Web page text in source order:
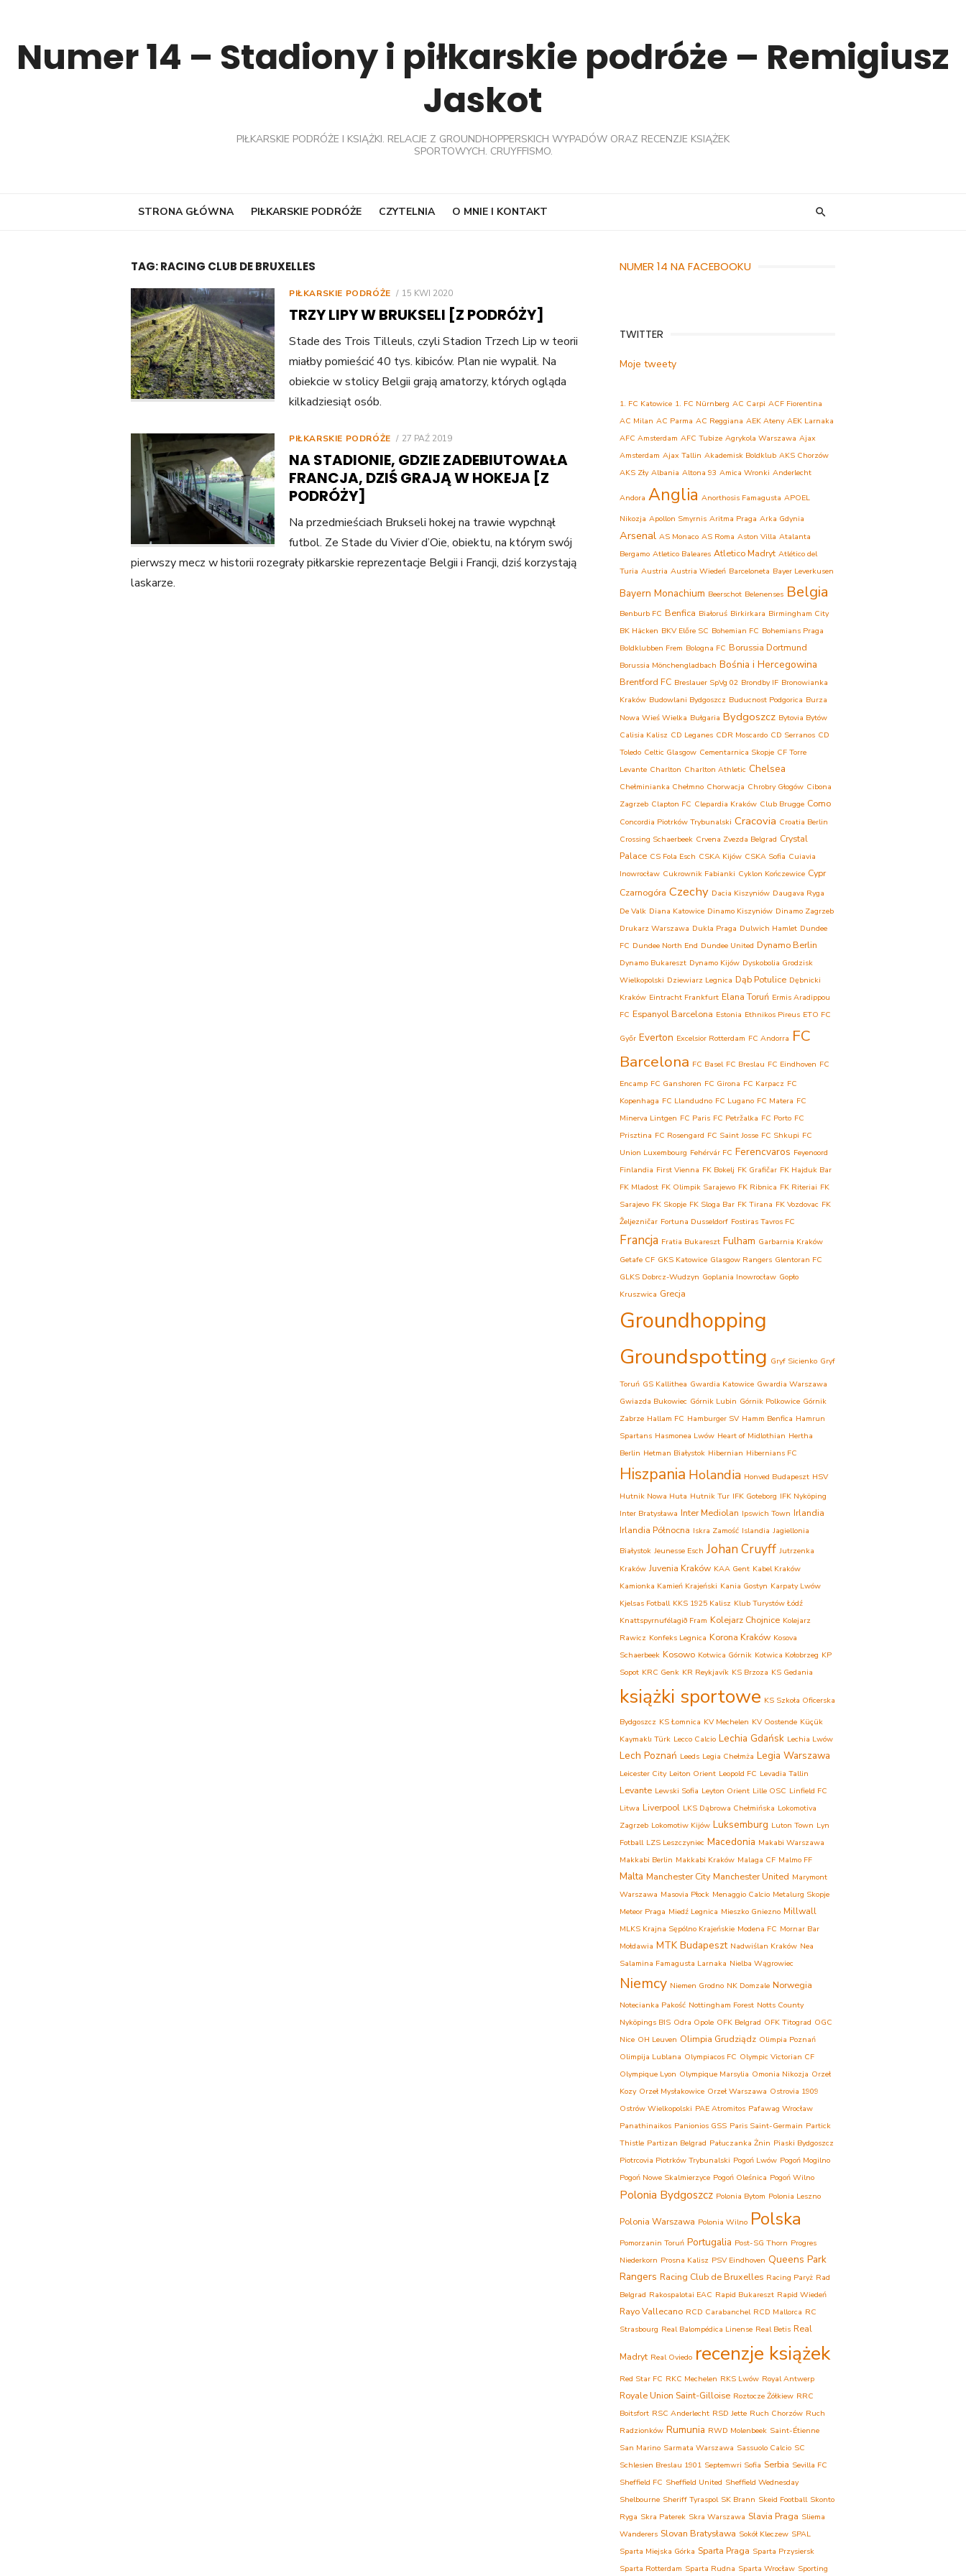
contentNumer 14 – Stadiony i piłkarskie podróże – Remigiusz
Jaskot
PIŁKARSKIE PODRÓŻE I KSIĄŻKI. RELACJE Z GROUNDHOPPERSKICH WYPADÓW ORAZ RECENZJE KSIĄŻEK
SPORTOWYCH. CRUYFFISMO.
STRONA GŁÓWNA PIŁKARSKIE PODRÓŻE CZYTELNIA O MNIE I KONTAKT
TAG:RACING CLUB DE BRUXELLES
PIŁKARSKIE PODRÓŻE
POSTED
15 KWI 2020
TRZY LIPY W BRUKSELI [Z PODRÓŻY]
Stade des Trois Tilleuls, czyli Stadion Trzech Lip w teorii
miałby pomieścić 40 tys. kibiców. Plan nie wypalił. Na
obiekcie w stolicy Belgii grają amatorzy, których ogląda
kilkadziesiąt osób.
PIŁKARSKIE PODRÓŻE
POSTED
27 PAŹ 2019
NA STADIONIE, GDZIE ZADEBIUTOWAŁA
FRANCJA, DZIŚ GRAJĄ W HOKEJA [Z
PODRÓŻY]
Na przedmieściach Brukseli hokej na trawie wypchnął
futbol. Ze Stade du Vivier d’Oie, obiektu, na którym swój
pierwszy mecz w historii rozegrały piłkarskie reprezentacje Belgii i Francji, dziś korzystają
laskarze.
NUMER 14 NA FACEBOOKU
TWITTER
Moje tweety
1. FC Katowice 1. FC Nürnberg AC Carpi ACF Fiorentina
AC Milan AC Parma AC Reggiana AEK Ateny AEK Larnaka
AFC Amsterdam AFC Tubize Agrykola Warszawa Ajax
Amsterdam Ajax Tallin Akademisk Boldklub AKS Chorzów
AKS Zły Albania Altona 93 Amica Wronki Anderlecht
Andora Anglia Anorthosis Famagusta APOEL
Nikozja Apollon Smyrnis Aritma Praga Arka Gdynia
Arsenal AS Monaco AS Roma Aston Villa Atalanta
Bergamo Atletico Baleares Atletico Madryt Atlético del
Turia Austria Austria Wiedeń Barceloneta Bayer Leverkusen
Bayern Monachium Beerschot Belenenses Belgia
Benburb FC Benfica Białoruś Birkirkara Birmingham City
BK Häcken BKV Előre SC Bohemian FC Bohemians Praga
Boldklubben Frem Bologna FC Borussia Dortmund
Borussia Mönchengladbach Bośnia i Hercegowina
Brentford FC Breslauer SpVg 02 Brondby IF Bronowianka
Kraków Budowlani Bydgoszcz Buducnost Podgorica Burza
Nowa Wieś Wielka Bułgaria Bydgoszcz Bytovia Bytów
Calisia Kalisz CD Leganes CDR Moscardo CD Serranos CD
Toledo Celtic Glasgow Cementarnica Skopje CF Torre
Levante Charlton Charlton Athletic Chelsea
Chełminianka Chełmno Chorwacja Chrobry Głogów Cibona
Zagrzeb Clapton FC Clepardia Kraków Club Brugge Como
Concordia Piotrków Trybunalski Cracovia Croatia Berlin
Crossing Schaerbeek Crvena Zvezda Belgrad Crystal
Palace CS Fola Esch CSKA Kijów CSKA Sofia Cuiavia
Inowrocław Cukrownik Fabianki Cyklon Kończewice Cypr
Czarnogóra Czechy Dacia Kiszyniów Daugava Ryga
De Valk Diana Katowice Dinamo Kiszyniów Dinamo Zagrzeb
Drukarz Warszawa Dukla Praga Dulwich Hamlet Dundee
FC Dundee North End Dundee United Dynamo Berlin
Dynamo Bukareszt Dynamo Kijów Dyskobolia Grodzisk
Wielkopolski Dziewiarz Legnica Dąb Potulice Dębnicki
Kraków Eintracht Frankfurt Elana Toruń Ermis Aradippou
FC Espanyol Barcelona Estonia Ethnikos Pireus ETO FC
Győr Everton Excelsior Rotterdam FC Andorra FC
Barcelona FC Basel FC Breslau FC Eindhoven FC
Encamp FC Ganshoren FC Girona FC Karpacz FC
Kopenhaga FC Llandudno FC Lugano FC Matera FC
Minerva Lintgen FC Paris FC Petržalka FC Porto FC
Prisztina FC Rosengard FC Saint Josse FC Shkupi FC
Union Luxembourg Fehérvár FC Ferencvaros Feyenoord
Finlandia First Vienna FK Bokelj FK Grafičar FK Hajduk Bar
FK Mladost FK Olimpik Sarajewo FK Ribnica FK Riteriai FK
Sarajevo FK Skopje FK Sloga Bar FK Tirana FK Vozdovac FK
Željezničar Fortuna Dusseldorf Fostiras Tavros FC
Francja Fratia Bukareszt Fulham Garbarnia Kraków
Getafe CF GKS Katowice Glasgow Rangers Glentoran FC
GLKS Dobrcz-Wudzyn Goplania Inowrocław Gopło
Kruszwica Grecja
Groundhopping
Groundspotting Gryf Sicienko Gryf
Toruń GS Kallithea Gwardia Katowice Gwardia Warszawa
Gwiazda Bukowiec Górnik Lubin Górnik Polkowice Górnik
Zabrze Hallam FC Hamburger SV Hamm Benfica Hamrun
Spartans Hasmonea Lwów Heart of Midlothian Hertha
Berlin Hetman Białystok Hibernian Hibernians FC
Hiszpania Holandia Honved Budapeszt HSV
Hutnik Nowa Huta Hutnik Tur IFK Goteborg IFK Nyköping
Inter Bratysława Inter Mediolan Ipswich Town Irlandia
Irlandia Północna Iskra Zamość Islandia Jagiellonia
Białystok Jeunesse Esch Johan Cruyff Jutrzenka
Kraków Juvenia Kraków KAA Gent Kabel Kraków
Kamionka Kamień Krajeński Kania Gostyn Karpaty Lwów
Kjelsas Fotball KKS 1925 Kalisz Klub Turystów Łódź
Knattspyrnufélagið Fram Kolejarz Chojnice Kolejarz
Rawicz Konfeks Legnica Korona Kraków Kosova
Schaerbeek Kosowo Kotwica Górnik Kotwica Kołobrzeg KP
Sopot KRC Genk KR Reykjavík KS Brzoza KS Gedania
książki sportowe KS Szkoła Oficerska
Bydgoszcz KS Łomnica KV Mechelen KV Oostende Küçük
Kaymaklı Türk Lecco Calcio Lechia Gdańsk Lechia Lwów
Lech Poznań Leeds Legia Chełmża Legia Warszawa
Leicester City Leiton Orient Leopold FC Levadia Tallin
Levante Lewski Sofia Leyton Orient Lille OSC Linfield FC
Litwa Liverpool LKS Dąbrowa Chełmińska Lokomotiva
Zagrzeb Lokomotiw Kijów Luksemburg Luton Town Lyn
Fotball LZS Leszczyniec Macedonia Makabi Warszawa
Makkabi Berlin Makkabi Kraków Malaga CF Malmo FF
Malta Manchester City Manchester United Marymont
Warszawa Masovia Płock Menaggio Calcio Metalurg Skopje
Meteor Praga Miedź Legnica Mieszko Gniezno Millwall
MLKS Krajna Sępólno Krajeńskie Modena FC Mornar Bar
Mołdawia MTK Budapeszt Nadwiślan Kraków Nea
Salamina Famagusta Larnaka Nielba Wągrowiec
Niemcy Niemen Grodno NK Domzale Norwegia
Notecianka Pakość Nottingham Forest Notts County
Nyköpings BIS Odra Opole OFK Belgrad OFK Titograd OGC
Nice OH Leuven Olimpia Grudziądz Olimpia Poznań
Olimpija Lublana Olympiacos FC Olympic Victorian CF
Olympique Lyon Olympique Marsylia Omonia Nikozja Orzeł
Kozy Orzeł Mysłakowice Orzeł Warszawa Ostrovia 1909
Ostrów Wielkopolski PAE Atromitos Pafawag Wrocław
Panathinaikos Panionios GSS Paris Saint-Germain Partick
Thistle Partizan Belgrad Pałuczanka Żnin Piaski Bydgoszcz
Piotrcovia Piotrków Trybunalski Pogoń Lwów Pogoń Mogilno
Pogoń Nowe Skalmierzyce Pogoń Oleśnica Pogoń Wilno
Polonia Bydgoszcz Polonia Bytom Polonia Leszno
Polonia Warszawa Polonia Wilno Polska
Pomorzanin Toruń Portugalia Post-SG Thorn Progres
Niederkorn Prosna Kalisz PSV Eindhoven Queens Park
Rangers Racing Club de Bruxelles Racing Paryż Rad
Belgrad Rakospalotai EAC Rapid Bukareszt Rapid Wiedeń
Rayo Vallecano RCD Carabanchel RCD Mallorca RC
Strasbourg Real Balompédica Linense Real Betis Real
Madryt Real Oviedo recenzje książek
Red Star FC RKC Mechelen RKS Lwów Royal Antwerp
Royale Union Saint-Gilloise Roztocze Żółkiew RRC
Boitsfort RSC Anderlecht RSD Jette Ruch Chorzów Ruch
Radzionków Rumunia RWD Molenbeek Saint-Étienne
San Marino Sarmata Warszawa Sassuolo Calcio SC
Schlesien Breslau 1901 Septemwri Sofia Serbia Sevilla FC
Sheffield FC Sheffield United Sheffield Wednesday
Shelbourne Sheriff Tyraspol SK Brann Skeid Football Skonto
Ryga Skra Paterek Skra Warszawa Slavia Praga Sliema
Wanderers Slovan Bratysława Sokół Kleczew SPAL
Sparta Miejska Górka Sparta Praga Sparta Przysiersk
Sparta Rotterdam Sparta Rudna Sparta Wrocław Sporting